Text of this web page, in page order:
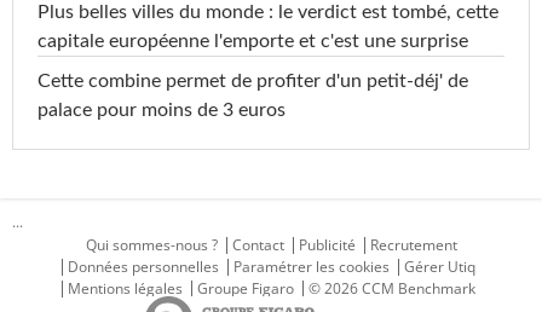
Plus belles villes du monde : le verdict est tombé, cette
capitale européenne l'emporte et c'est une surprise
Cette combine permet de profiter d'un petit-déj' de
palace pour moins de 3 euros
...
Qui sommes-nous ?
Contact Publicité
Recrutement
Données personnelles
Paramétrer les cookies
Gérer Utiq
Mentions légales
Groupe Figaro © 2026 CCM Benchmark